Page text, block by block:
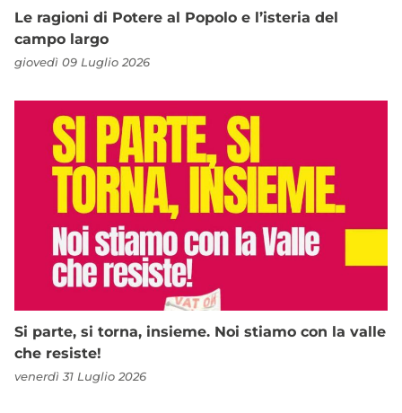
Le ragioni di Potere al Popolo e l’isteria del
campo largo
giovedì 09 Luglio 2026
Si parte, si torna, insieme. Noi stiamo con la valle
che resiste!
venerdì 31 Luglio 2026